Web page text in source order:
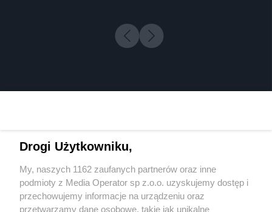
Wydawca mediów lokalnych
Drogi Użytkowniku,
My, naszych 1162 zaufanych partnerów oraz inne
podmioty z Media Operator sp z.o.o. uzyskujemy dostęp i
przechowujemy informacje na urządzeniu oraz
przetwarzamy dane osobowe, takie jak unikalne